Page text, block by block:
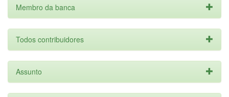
Membro da banca
Todos contribuidores
Assunto